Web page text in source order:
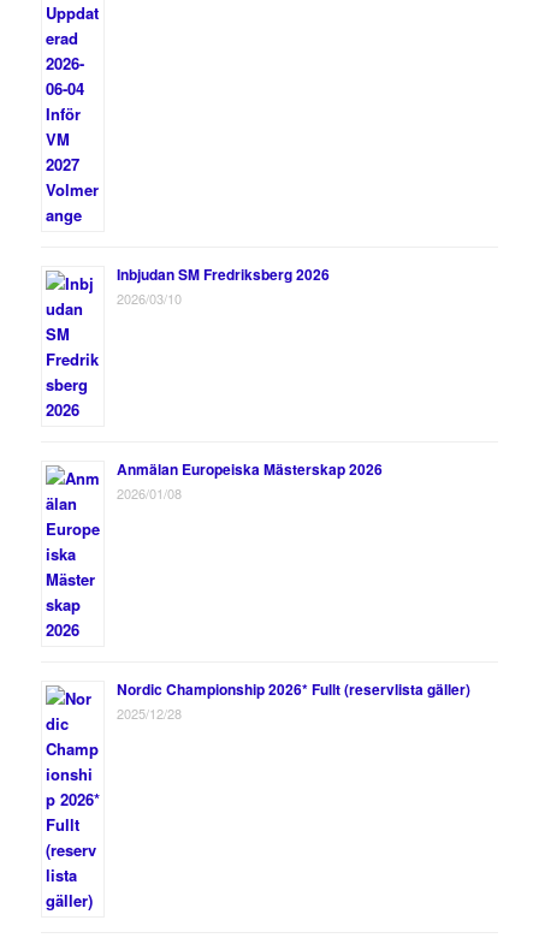
Inbjudan SM Fredriksberg 2026
2026/03/10
Anmälan Europeiska Mästerskap 2026
2026/01/08
Nordic Championship 2026* Fullt (reservlista gäller)
2025/12/28